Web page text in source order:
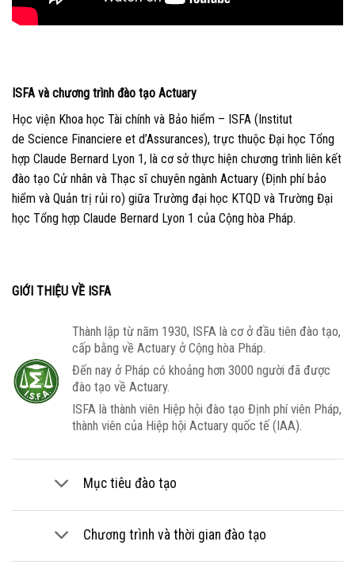
ISFA và chương trình đào tạo Actuary
Học viện Khoa học Tài chính và Bảo hiểm – ISFA (Institut
de Science Financiere et d’Assurances), trực thuộc Đại học Tổng
hợp Claude Bernard Lyon 1, là cơ sở thực hiện chương trình liên kết
đào tạo Cử nhân và Thạc sĩ chuyên ngành Actuary (Định phí bảo
hiểm và Quản trị rủi ro) giữa Trường đại học KTQD và Trường Đại
học Tổng hợp Claude Bernard Lyon 1 của Cộng hòa Pháp.
GIỚI THIỆU VỀ ISFA
Thành lập từ năm 1930, ISFA là cơ ở đầu tiên đào tạo,
cấp bằng về Actuary ở Cộng hòa Pháp.
Đến nay ở Pháp có khoảng hơn 3000 người đã được
đào tạo về Actuary.
ISFA là thành viên Hiệp hội đào tạo Định phí viên Pháp,
thành viên của Hiệp hội Actuary quốc tế (IAA).
Mục tiêu đào tạo
Chương trình và thời gian đào tạo